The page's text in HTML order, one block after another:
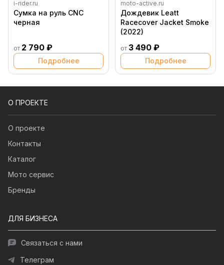
i-rider.ru
Сумка на руль CNC
черная
от 2 790 ₽
Подробнее
moto-active.ru
Дождевик Leatt
Racecover Jacket Smoke
(2022)
от 3 490 ₽
Подробнее
О ПРОЕКТЕ
О проекте
Контакты
Каталог
Мото сервис
Бренды
ДЛЯ БИЗНЕСА
Связаться с нами
Телеграм